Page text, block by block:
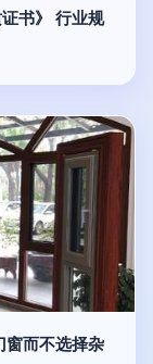
书》 行业规
窗而不选择杂